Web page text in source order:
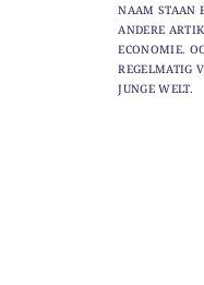
NAAM STAAN
ANDERE
ECONOMIE.
REGELMATIG
JUNGE WELT.